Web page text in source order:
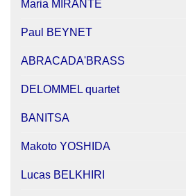
Maria MIRANTE
Paul BEYNET
ABRACADA'BRASS
DELOMMEL quartet
BANITSA
Makoto YOSHIDA
Lucas BELKHIRI